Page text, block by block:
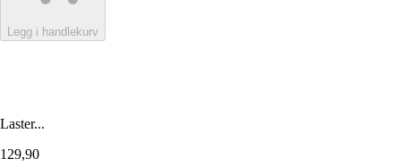
Legg i handlekurv
Laster...
129,90